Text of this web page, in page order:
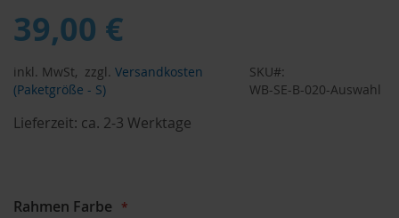
39,00 €
inkl. MwSt, zzgl. Versandkosten
(Paketgröße - S)
SKU
WB-SE-B-020-Auswahl
Lieferzeit: ca. 2-3 Werktage
Rahmen Farbe